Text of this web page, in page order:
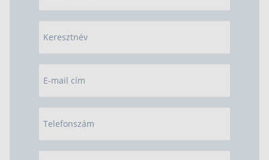
Keresztnév
E-mail cím
Telefonszám